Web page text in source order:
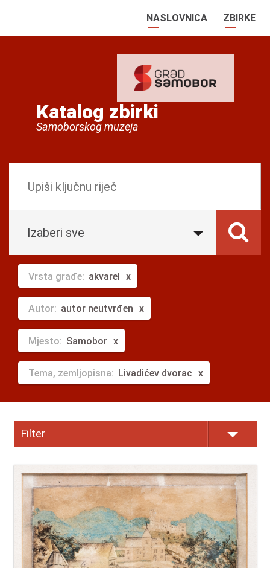
NASLOVNICA ZBIRKE
Katalog zbirki
Samoborskog muzeja
Izaberi sve
Vrsta građe: akvarel
Autor: autor neutvrđen
Mjesto: Samobor
Tema, zemljopisna: Livadićev dvorac
Filter